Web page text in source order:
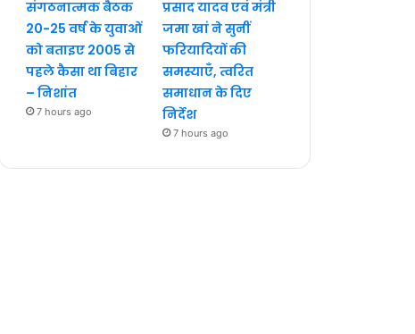
संगठनात्मक बैठक
20-25 वर्ष के युवाओं
को बताइए 2005 से
पहले कैसा था बिहार
– निशांत
7 hours ago
प्रसाद यादव एवं मंत्री
जमा खां ने सुनीं
फरियादियों की
समस्याएँ, त्वरित
समाधान के दिए
निर्देश
7 hours ago